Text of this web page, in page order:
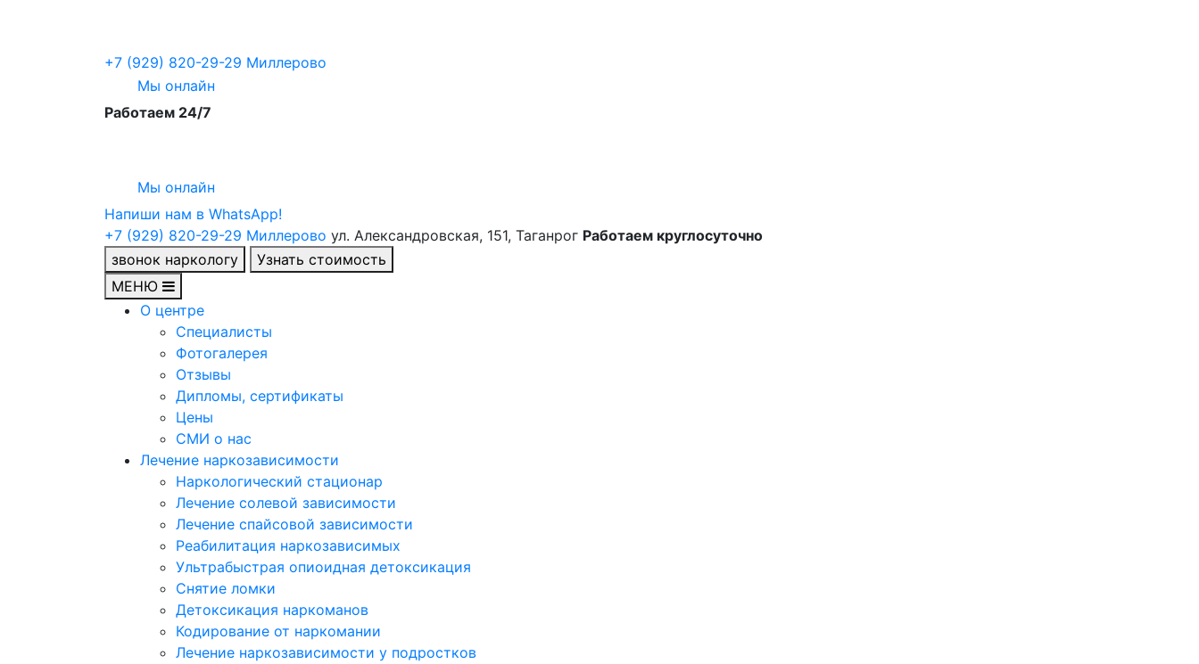
+7 (929) 820-29-29 Миллерово
Мы онлайн
Работаем 24/7
Мы онлайн
Напиши нам в WhatsApp!
+7 (929) 820-29-29 Миллерово ул. Александровская, 151, Таганрог Работаем круглосуточно
звонок наркологу
Узнать стоимость
МЕНЮ
О центре
Специалисты
Фотогалерея
Отзывы
Дипломы, сертификаты
Цены
СМИ о нас
Лечение наркозависимости
Наркологический стационар
Лечение солевой зависимости
Лечение спайсовой зависимости
Реабилитация наркозависимых
Ультрабыстрая опиоидная детоксикация
Снятие ломки
Детоксикация наркоманов
Кодирование от наркомании
Лечение наркозависимости у подростков